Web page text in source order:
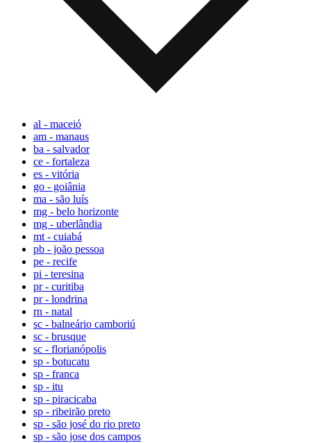
al - maceió
am - manaus
ba - salvador
ce - fortaleza
es - vitória
go - goiânia
ma - são luís
mg - belo horizonte
mg - uberlândia
mt - cuiabá
pb - joão pessoa
pe - recife
pi - teresina
pr - curitiba
pr - londrina
rn - natal
sc - balneário camboriú
sc - brusque
sc - florianópolis
sp - botucatu
sp - franca
sp - itu
sp - piracicaba
sp - ribeirão preto
sp - são josé do rio preto
sp - são jose dos campos